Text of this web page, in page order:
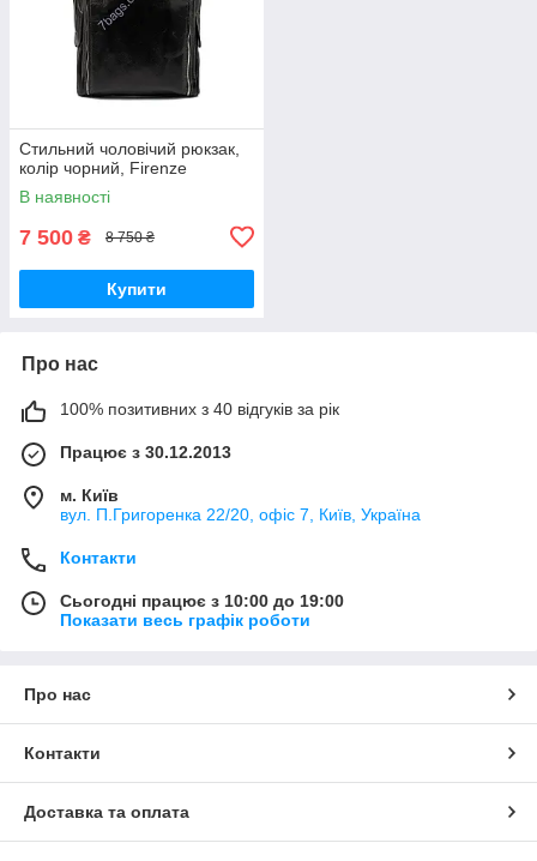
Стильний чоловічий рюкзак,
колір чорний, Firenze
В наявності
7 500 ₴ 8 750 ₴
Купити
Про нас
100% позитивних з 40 відгуків за рік
Працює з 30.12.2013
м. Київ
вул. П.Григоренка 22/20, офіс 7, Київ, Україна
Контакти
Сьогодні працює з 10:00 до 19:00
Показати весь графік роботи
Про нас
Контакти
Доставка та оплата